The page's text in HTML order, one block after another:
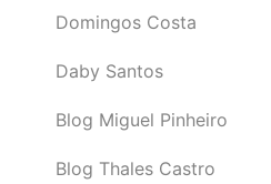
Domingos Costa
Daby Santos
Blog Miguel Pinheiro
Blog Thales Castro